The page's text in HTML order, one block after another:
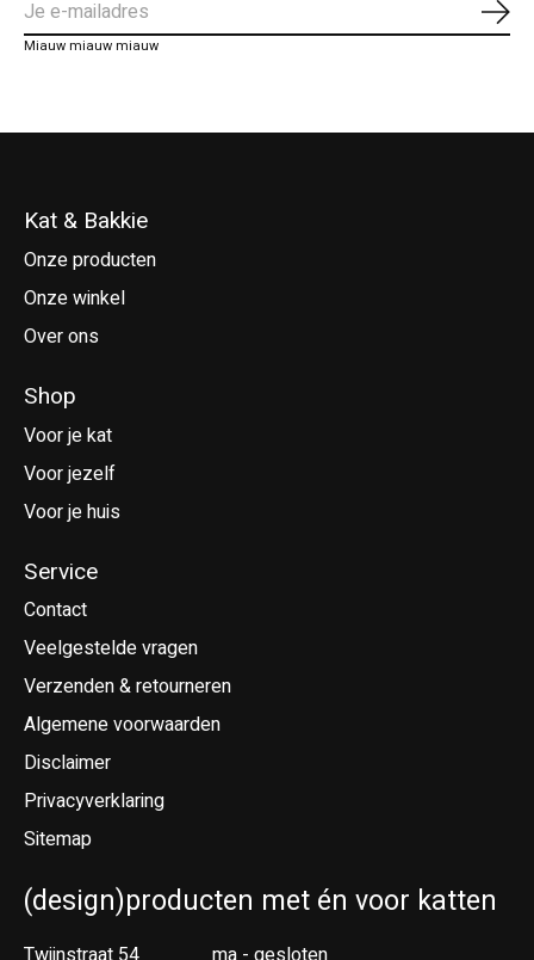
Miauw miauw miauw
Kat & Bakkie
Onze producten
Onze winkel
Over ons
Shop
Voor je kat
Voor jezelf
Voor je huis
Service
Contact
Veelgestelde vragen
Verzenden & retourneren
Algemene voorwaarden
Disclaimer
Privacyverklaring
Sitemap
(design)producten met én voor katten